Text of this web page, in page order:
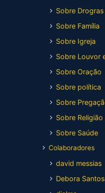
Sobre Drogras
Sobre Família
Sobre Igreja
Sobre Louvor
Sobre Oração
Sobre política
Sobre
Sobre Religião
Sobre Saúde
Colaboradores
david messias
Debora Santos